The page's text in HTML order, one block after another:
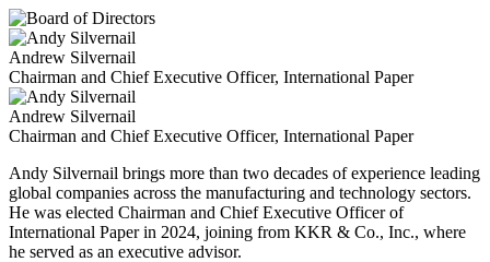
Andrew Silvernail
Chairman and Chief Executive Officer, International Paper
Andrew Silvernail
Chairman and Chief Executive Officer, International Paper
Andy Silvernail brings more than two decades of experience leading
global companies across the manufacturing and technology sectors.
He was elected Chairman and Chief Executive Officer of
International Paper in 2024, joining from KKR & Co., Inc., where
he served as an executive advisor.